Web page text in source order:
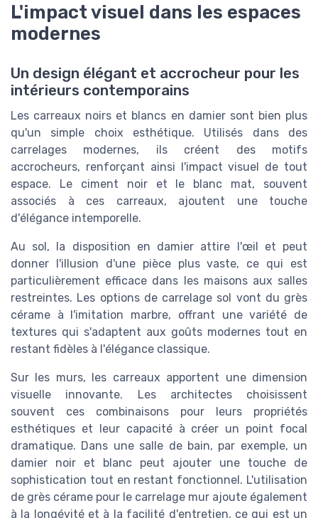
L'impact visuel dans les espaces
modernes
Un design élégant et accrocheur pour les
intérieurs contemporains
Les carreaux noirs et blancs en damier sont bien plus
qu'un simple choix esthétique. Utilisés dans des
carrelages modernes, ils créent des motifs
accrocheurs, renforçant ainsi l'impact visuel de tout
espace. Le ciment noiret le blanc mat, souvent
associés à ces carreaux, ajoutent une touche
d'élégance intemporelle.
Au sol, la disposition en damier attire l'œil et peut
donner l'illusion d'une pièce plus vaste, ce qui est
particulièrement efficace dans les maisons aux salles
restreintes. Les options de carrelage sol vont du grès
cérame à l'imitation marbre, offrant une variété de
textures qui s'adaptent aux goûts modernes tout en
restant fidèles à l'élégance classique.
Sur les murs, les carreaux apportent une dimension
visuelle innovante. Les architectes choisissent
souvent ces combinaisons pour leurs propriétés
esthétiques et leur capacité à créer un point focal
dramatique. Dans une salle de bain, par exemple, un
damier noir et blanc peut ajouter une touche de
sophistication tout en restant fonctionnel. L'utilisation
de grès cérame pour le carrelage mur ajoute également
à la longévité et à la facilité d'entretien, ce qui est un